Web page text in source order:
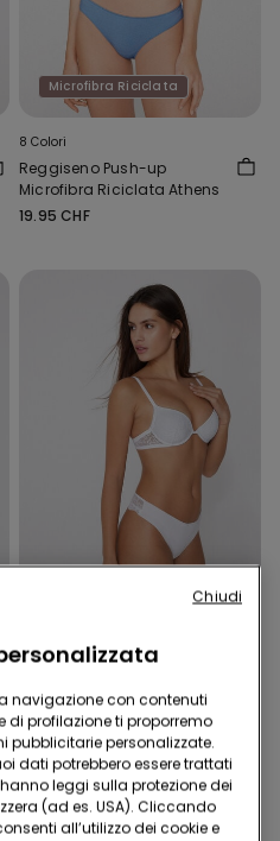
Microfibra Riciclata
8 Colori
Reggiseno Push-up
Microfibra Riciclata Athens
19.95 CHF
8 Colori
in Pizzo Riciclato Los
Angeles
25.95 CHF
navigazione con contenuti
di profilazione ti proporremo
pubblicitarie personalizzate.
dati potrebbero essere trattati
leggi sulla protezione dei
(ad es. USA). Cliccando
all’utilizzo dei cookie e
Chiudi